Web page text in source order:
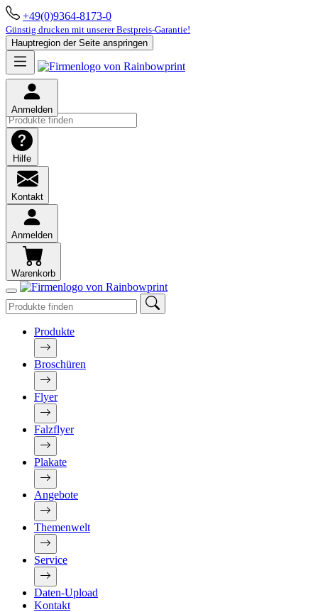
+49(0)9364-8173-0
Günstig drucken mit unserer Bestpreis-Garantie!
Hauptregion der Seite anspringen
Anmelden
Hilfe
Kontakt
Anmelden
Warenkorb
Produkte
Broschüren
Flyer
Falzflyer
Plakate
Angebote
Themenwelt
Service
Daten-Upload
Kontakt